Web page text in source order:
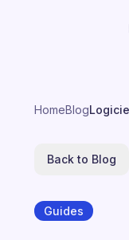
HomeBlog
Back to Blog
Guides